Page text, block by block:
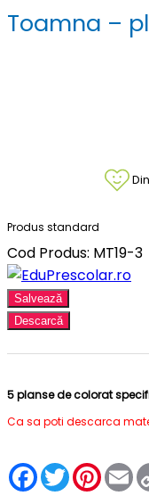
Toamna –
Produs standard
Cod Produs: MT19-3
Salvează
Descarcă
5 planse de colorat
Ca sa poti descarca
Facebook
Twitter